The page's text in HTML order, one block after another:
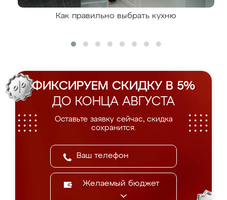
Как правильно выбрать кухню
ФИКСИРУЕМ СКИДКУ В 5%
ДО КОНЦА АВГУСТА
Оставьте заявку сейчас, скидка
сохранится.
Желаемый бюджет